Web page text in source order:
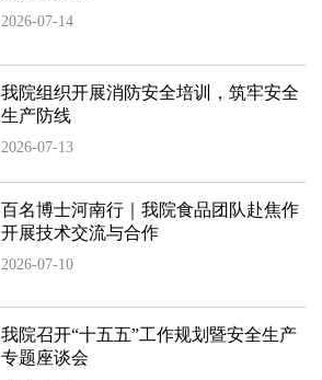
2026-07-14
我院组织开展消防安全培训，筑牢安全
生产防线
2026-07-13
百名博士河南行｜我院食品团队赴焦作
开展技术交流与合作
2026-07-10
我院召开“十五五”工作规划暨安全生产
专题座谈会